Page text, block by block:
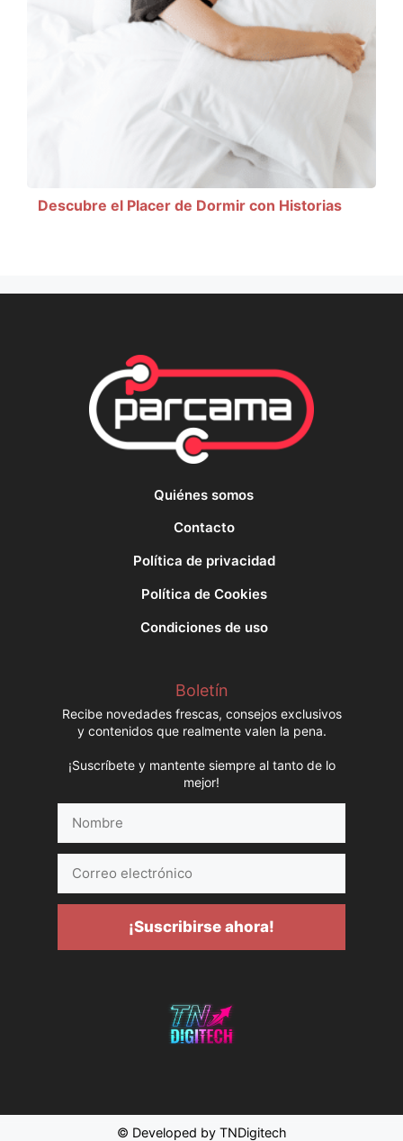
Descubre el Placer de Dormir con Historias
Quiénes somos
Contacto
Política de privacidad
Política de Cookies
Condiciones de uso
Boletín
Recibe novedades frescas, consejos exclusivos
y contenidos que realmente valen la pena.
¡Suscríbete y mantente siempre al tanto de lo
mejor!
electrónico
¡Suscribirse ahora!